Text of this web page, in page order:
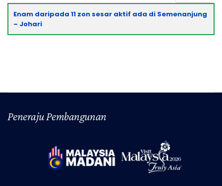
Title
Enam daripada 11 zon sesar aktif ada di Semenanjung
– Johari
Peneraju Pembangunan